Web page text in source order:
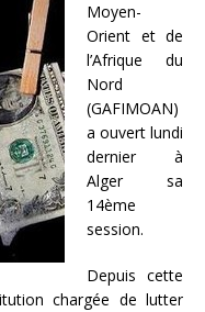
Moyen-
Orient et de
l’Afrique du
Nord
(GAFIMOAN)
a ouvert lundi
dernier à
Alger sa
14ème
session.
Depuis cette
chargée de lutter